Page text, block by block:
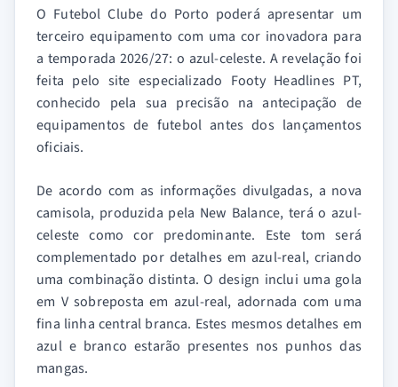
O Futebol Clube do Porto poderá apresentar um
terceiro equipamento com uma cor inovadora para
a temporada 2026/27: o azul-celeste. A revelação foi
feita pelo site especializado Footy Headlines PT,
conhecido pela sua precisão na antecipação de
equipamentos de futebol antes dos lançamentos
oficiais.
De acordo com as informações divulgadas, a nova
camisola, produzida pela New Balance, terá o azul-
celeste como cor predominante. Este tom será
complementado por detalhes em azul-real, criando
uma combinação distinta. O design inclui uma gola
em V sobreposta em azul-real, adornada com uma
fina linha central branca. Estes mesmos detalhes em
azul e branco estarão presentes nos punhos das
mangas.